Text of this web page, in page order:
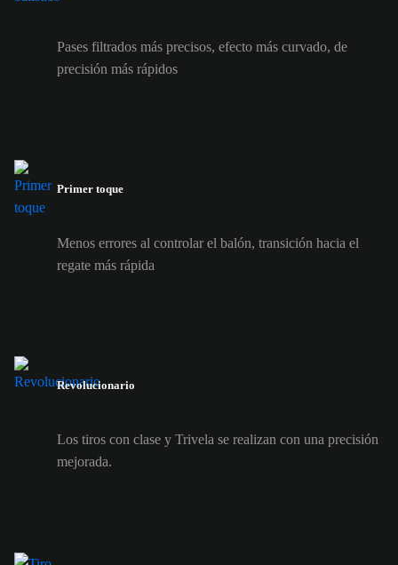
Pases filtrados más precisos, efecto más curvado, de
precisión más rápidos
Primer toque
Menos errores al controlar el balón, transición hacia el
regate más rápida
Revolucionario
Los tiros con clase y Trivela se realizan con una precisión
mejorada.